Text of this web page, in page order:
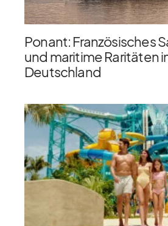
Ponant: Französisches
und maritime Raritäten
Deutschland